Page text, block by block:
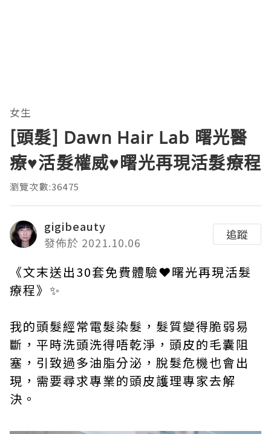
女生
[頭髮] Dawn Hair Lab 曙光醫
療♥活髮權威♥曙光再現活髮療程
瀏覽次數:36475
gigibeauty
發佈於 2021.10.06
追蹤
《文末送出30套免費體驗❤曙光再現活髮
療程》✨
我的頭髮經常電髮染髮，髮質變得脆弱易
斷，平時洗頭洗得唔乾淨，頭皮的毛囊阻
塞，引致過多油脂分泌，脫髮危機也會出
現，需要尋求專業的頭皮護理專家去解
決。